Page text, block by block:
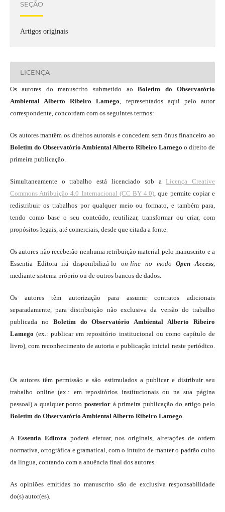
SEÇÃO
Artigos originais
LICENÇA
Os autores do manuscrito submetido aoBoletim do Observatório
Ambiental Alberto Ribeiro Lamego , representados aqui pelo autor
correspondente, concordam com os seguintes termos:
Os autores mantêm os direitos autorais e concedem sem ônus financeiro ao
Boletim do Observatório Ambiental Alberto Ribeiro Lamegoo direito de
primeira publicação.
Simultaneamente o trabalho está licenciado sob a Licença Creative
Commons Atribuição 4.0 Internacional (CC BY 4.0) , que permite copiar e
redistribuir os trabalhos por qualquer meio ou formato, e também para,
tendo como base o seu conteúdo, reutilizar, transformar ou criar, com
propósitos legais, até comerciais, desde que citada a fonte.
Os autores não receberão nenhuma retribuição material pelo manuscrito e a
Essentia Editora irá disponibilizá-lo on-line no modo Open Access
mediante sistema próprio ou de outros bancos de dados.
Os autores têm autorização para assumir contratos adicionais
separadamente, para distribuição não exclusiva da versão do trabalho
publicada no Boletim do Observatório Ambiental Alberto Ribeiro
Lamego (ex.: publicar em repositório institucional ou como capítulo de
livro), com reconhecimento de autoria e publicação inicial neste periódico.
Os autores têm permissão e são estimulados a publicar e distribuir seu
trabalho online (ex.: em repositórios institucionais ou na sua página
pessoal) a qualquer ponto posterior à primeira publicação do artigo pelo
Boletim do Observatório Ambiental Alberto Ribeiro Lamego
A Essentia Editora poderá efetuar, nos originais, alterações de ordem
normativa, ortográfica e gramatical, com o intuito de manter o padrão culto
da língua, contando com a anuência final dos autores.
As opiniões emitidas no manuscrito são de exclusiva responsabilidade
do(s) autor(es).